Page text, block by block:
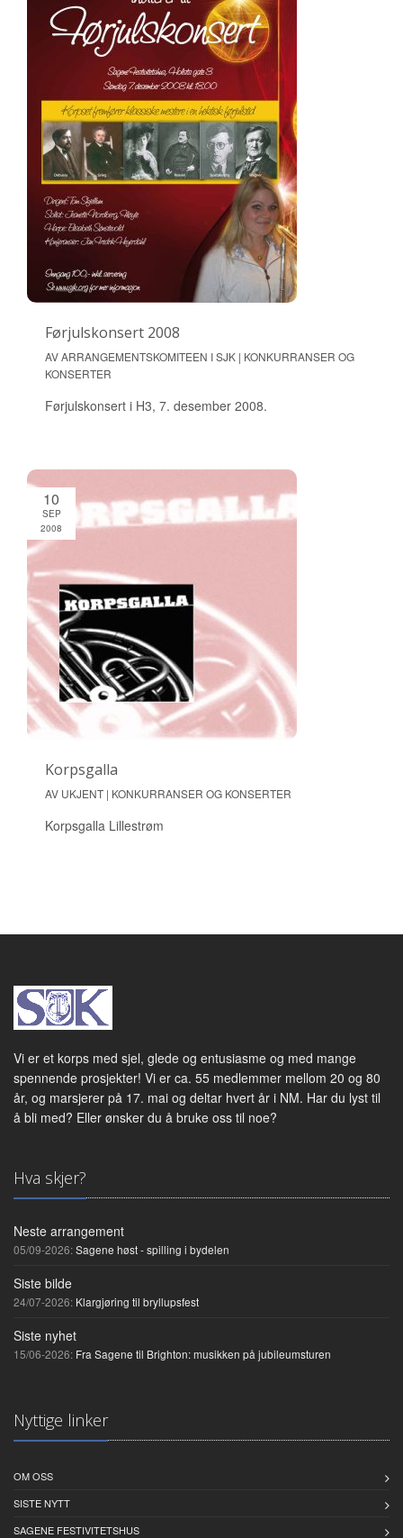
Førjulskonsert 2008
AV ARRANGEMENTSKOMITEEN I SJK | KONKURRANSER OG
KONSERTER
Førjulskonsert i H3, 7. desember 2008.
10
SEP
2008
Korpsgalla
AV UKJENT | KONKURRANSER OG KONSERTER
Korpsgalla Lillestrøm
Vi er et korps med sjel, glede og entusiasme og med mange
spennende prosjekter! Vi er ca. 55 medlemmer mellom 20 og 80
år, og marsjerer på 17. mai og deltar hvert år i NM. Har du lyst til
å bli med? Eller ønsker du å bruke oss til noe?
Hva skjer?
Neste arrangement
05/09-2026:Sagene høst - spilling i bydelen
Siste bilde
24/07-2026: Klargjøring til bryllupsfest
Siste nyhet
15/06-2026: Fra Sagene til Brighton: musikken på jubileumsturen
Nyttige linker
OM OSS
SISTE NYTT
SAGENE FESTIVITETSHUS